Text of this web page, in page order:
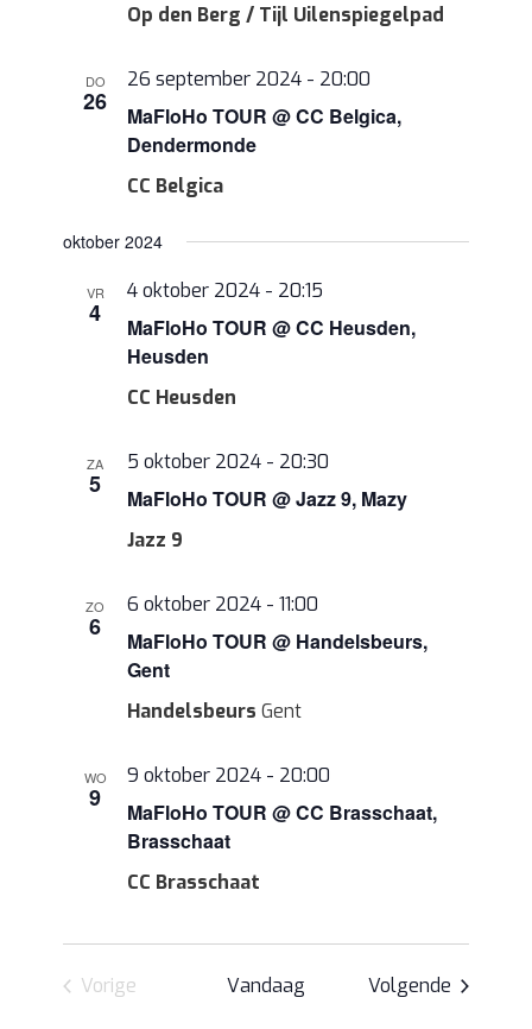
Op den Berg / Tijl Uilenspiegelpad
DO
26
MaFloHo TOUR @ CC Belgica,
Dendermonde
26 september 2024 - 20:00
CC Belgica
oktober 2024
VR
4
MaFloHo TOUR @ CC Heusden,
Heusden
4 oktober 2024 - 20:15
CC Heusden
ZA
5 MaFloHo TOUR @ Jazz 9, Mazy
5 oktober 2024 - 20:30
Jazz 9
ZO
6
MaFloHo TOUR @ Handelsbeurs,
Gent
6 oktober 2024 - 11:00
HandelsbeursGent
WO
9
MaFloHo TOUR @ CC Brasschaat,
Brasschaat
9 oktober 2024 - 20:00
CC Brasschaat
Vorige
Vandaag Volgende